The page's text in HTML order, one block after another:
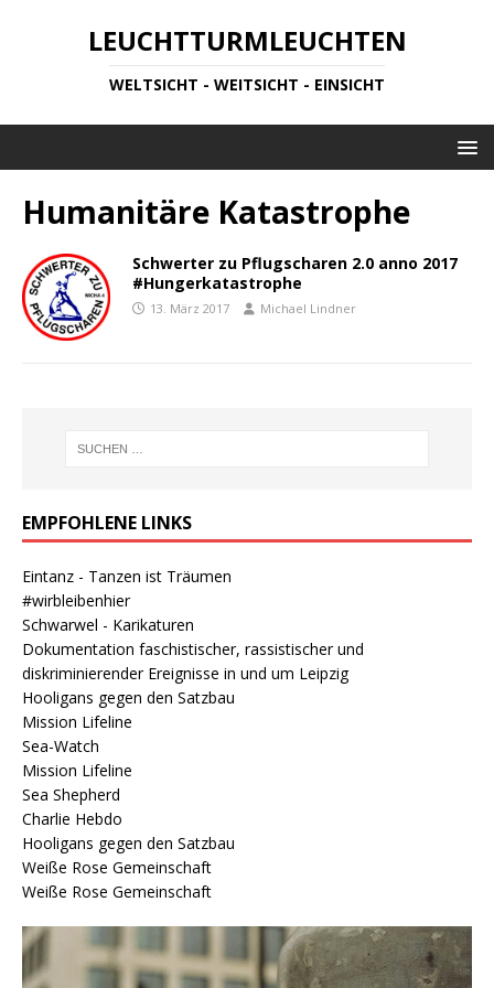
LEUCHTTURMLEUCHTEN
WELTSICHT - WEITSICHT - EINSICHT
Humanitäre Katastrophe
Schwerter zu Pflugscharen 2.0 anno 2017
#Hungerkatastrophe
13. März 2017 Michael Lindner
EMPFOHLENE LINKS
Eintanz - Tanzen ist Träumen
#wirbleibenhier
Schwarwel - Karikaturen
Dokumentation faschistischer, rassistischer und
diskriminierender Ereignisse in und um Leipzig
Hooligans gegen den Satzbau
Mission Lifeline
Sea-Watch
Mission Lifeline
Sea Shepherd
Charlie Hebdo
Hooligans gegen den Satzbau
Weiße Rose Gemeinschaft
Weiße Rose Gemeinschaft